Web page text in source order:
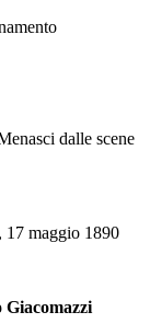
dalle scene
17 maggio 1890